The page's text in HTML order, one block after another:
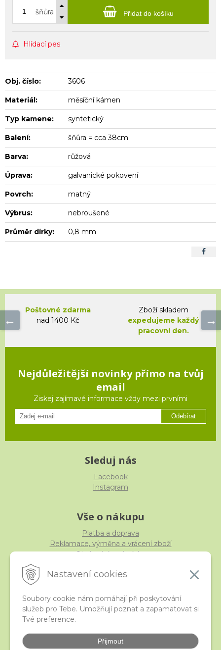
Nastavení cookies
Soubory cookie nám pomáhají při poskytování
služeb pro Tebe. Umožňují poznat a zapamatovat si
Tvé preference.
Přijmout
šňůra Přidat do košíku
Hlídací pes
Obj. číslo: 3606
Materiál: měsíční kámen
Typ kamene: syntetický
Balení: šňůra = cca 38cm
Barva: růžová
Úprava: galvanické pokovení
Povrch: matný
Výbrus: nebroušené
Průměr dírky: 0,8 mm
Poštovné zdarma
nad 1400 Kč
Zboží skladem
expedujeme každý
pracovní den.
Nejdůležitější novinky přímo na tvůj
email
Ziskej zajímavé informace vždy mezi prvními
Odebírat
Sleduj nás
Facebook
Instagram
Vše o nákupu
Platba a doprava
Reklamace, výměna a vrácení zboží
Obchodní podmínky
iStraka
Velkoobchod